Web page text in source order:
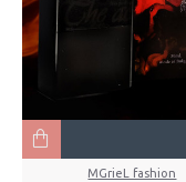
MGrieL fashion